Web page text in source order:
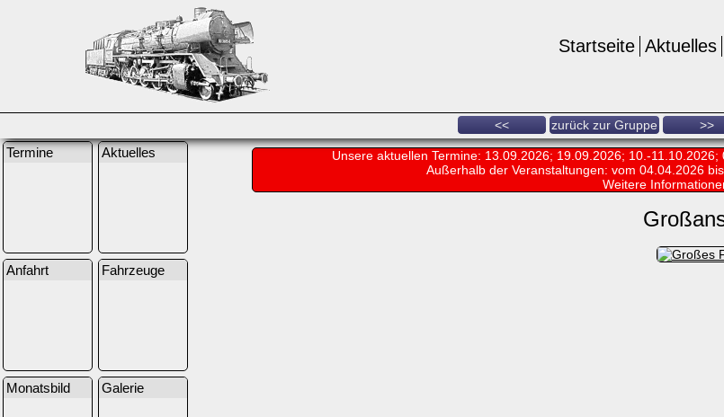
Aktuelles
Startseite
<< zurück zur Gruppe >>
Termine Aktuelles
Anfahrt Fahrzeuge
Monatsbild Galerie
Unsere aktuellen Termine: 13.09.2026; 19.09.2026; 10.-
Außerhalb der Veranstaltungen:vom 04.04.2026
Weitere